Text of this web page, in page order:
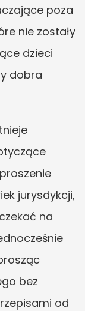
poza
nie zostały
dzieci
dobra
jurysdykcji,
na
bez
od